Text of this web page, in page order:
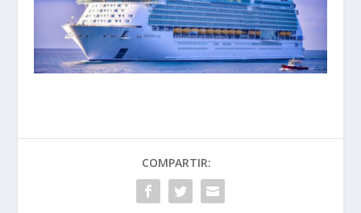
COMPARTIR: